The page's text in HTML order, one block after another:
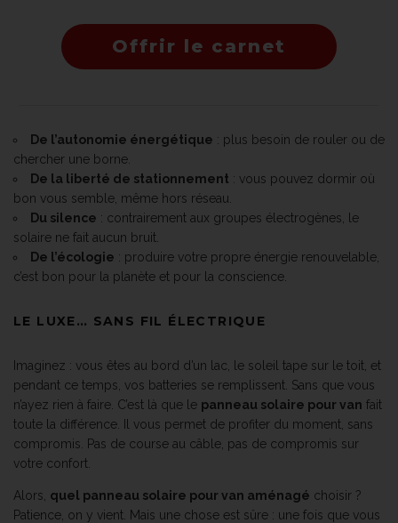
Offrir le carnet
De l’autonomie énergétique : plus besoin de rouler ou de
chercher une borne.
De la liberté de stationnement : vous pouvez dormir où
bon vous semble, même hors réseau.
Du silence : contrairement aux groupes électrogènes, le
solaire ne fait aucun bruit.
De l’écologie : produire votre propre énergie renouvelable,
c’est bon pour la planète et pour la conscience.
LE LUXE… SANS FIL ÉLECTRIQUE
Imaginez : vous êtes au bord d’un lac, le soleil tape sur le toit, et
pendant ce temps, vos batteries se remplissent. Sans que vous
n’ayez rien à faire. C’est là que le panneau solaire pour van fait
toute la différence. Il vous permet de profiter du moment, sans
compromis. Pas de course au câble, pas de compromis sur
votre confort.
Alors, quel panneau solaire pour van aménagé choisir ?
Patience, on y vient. Mais une chose est sûre : une fois que vous